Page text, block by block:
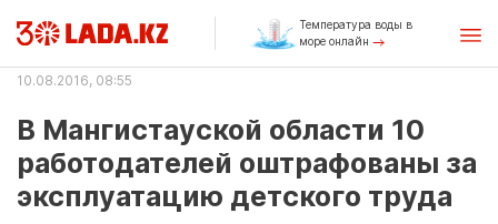
Температура воды в
море онлайн
10.08.2016, 08:55
В Мангистауской области 10
работодателей оштрафованы за
эксплуатацию детского труда